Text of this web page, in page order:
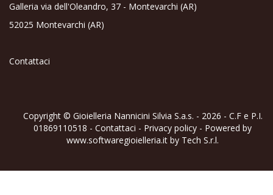
Galleria via dell'Oleandro, 37 - Montevarchi (AR)
52025 Montevarchi (AR)
Contattaci
Copyright © Gioielleria Nannicini Silvia S.a.s. - 2026 - C.F e P.I.
01869110518 - Contattaci - Privacy policy - Powered by
www.softwaregioielleria.it by Tech S.r.l.